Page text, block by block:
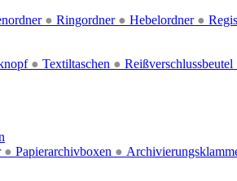
● Ringordner ● Hebelordner ●
● Textiltaschen ● Reißverschlussbeutel
● Papierarchivboxen ●